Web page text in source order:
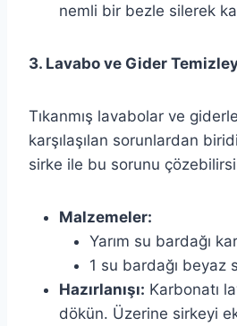
nemli bir bezle silerek
3. Lavabo ve Gider
Tıkanmış lavabolar ve
karşılaşılan sorunlardan
sirke ile bu sorunu
Malzemeler:
Yarım su bardağı
1 su bardağı beyaz
Hazırlanışı: Karbonatı
dökün. Üzerine sirkeyi